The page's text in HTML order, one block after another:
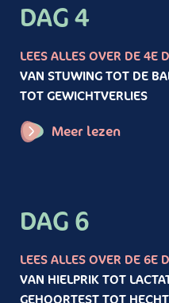
DAG 4
LEES ALLES OVER DE 4E
VAN STUWING TOT DE
TOT GEWICHTVERLIES
Meer lezen
DAG 6
LEES ALLES OVER DE 6E
VAN HIELPRIK TOT
GEHOORTEST TOT